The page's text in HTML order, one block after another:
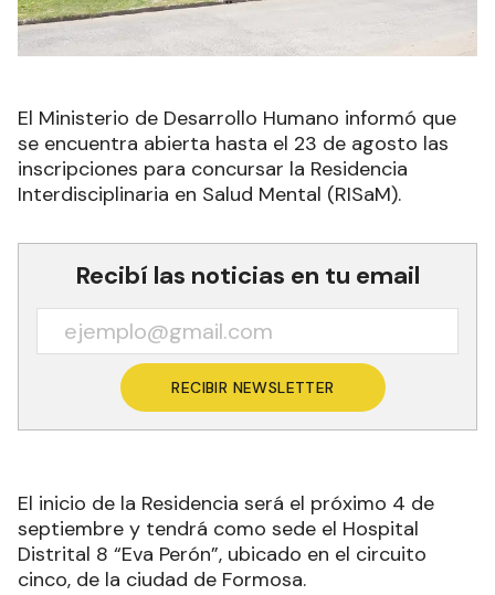
El Ministerio de Desarrollo Humano informó que
se encuentra abierta hasta el 23 de agosto las
inscripciones para concursar la Residencia
Interdisciplinaria en Salud Mental (RISaM).
Recibí las noticias en tu email
RECIBIR NEWSLETTER
El inicio de la Residencia será el próximo 4 de
septiembre y tendrá como sede el Hospital
Distrital 8 “Eva Perón”, ubicado en el circuito
cinco, de la ciudad de Formosa.